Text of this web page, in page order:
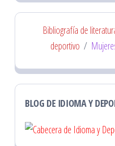
Bibliografía de
deportivo /
BLOG DE IDIOMA Y